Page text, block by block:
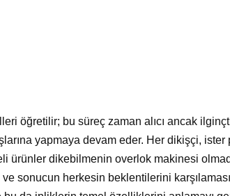
öğretilir; bu süreç zaman alıcı ancak
yapmaya devam eder. Her dikişçi, ister
ürünler dikebilmenin overlok makinesi
sonucun herkesin beklentilerini